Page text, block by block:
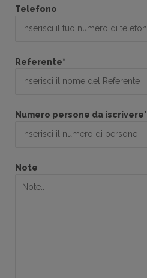
Telefono
Referente*
Numero persone da iscrivere*
Note